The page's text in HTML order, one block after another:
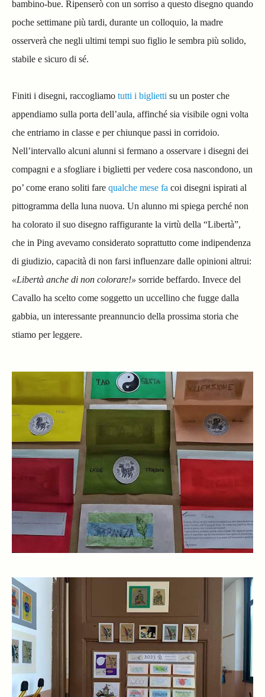
bambino-bue. Ripenserò con un sorriso a questo disegno quando
poche settimane più tardi, durante un colloquio, la madre
osserverà che negli ultimi tempi suo figlio le sembra più solido,
stabile e sicuro di sé.
Finiti i disegni, raccogliamo tutti i biglietti su un poster che
appendiamo sulla porta dell’aula, affinché sia visibile ogni volta
che entriamo in classe e per chiunque passi in corridoio.
Nell’intervallo alcuni alunni si fermano a osservare i disegni dei
compagni e a sfogliare i biglietti per vedere cosa nascondono, un
po’ come erano soliti fare qualche mese fa coi disegni ispirati al
pittogramma della luna nuova. Un alunno mi spiega perché non
ha colorato il suo disegno raffigurante la virtù della “Libertà”,
che in Ping avevamo considerato soprattutto come indipendenza
di giudizio, capacità di non farsi influenzare dalle opinioni altrui:
«Libertà anche di non colorare!» sorride beffardo. Invece del
Cavallo ha scelto come soggetto un uccellino che fugge dalla
gabbia, un interessante preannuncio della prossima storia che
stiamo per leggere.